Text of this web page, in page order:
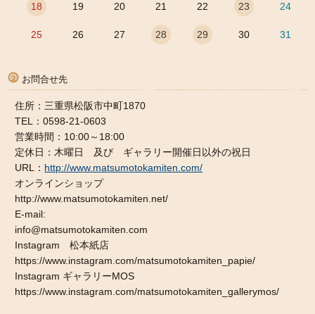
18 19 20 21 22 23 24
25 26 27 28 29 30 31
お問合せ先
住所：三重県松阪市中町1870
TEL：0598-21-0603
営業時間：10:00～18:00
定休日：木曜日 及び ギャラリー開催日以外の祝日
URL： http://www.matsumotokamiten.com/
オンラインショップ
http://www.matsumotokamiten.net/
E-mail:
info@matsumotokamiten.com
Instagram 松本紙店
https://www.instagram.com/matsumotokamiten_papie/
Instagram ギャラリーMOS
https://www.instagram.com/matsumotokamiten_gallerymos/